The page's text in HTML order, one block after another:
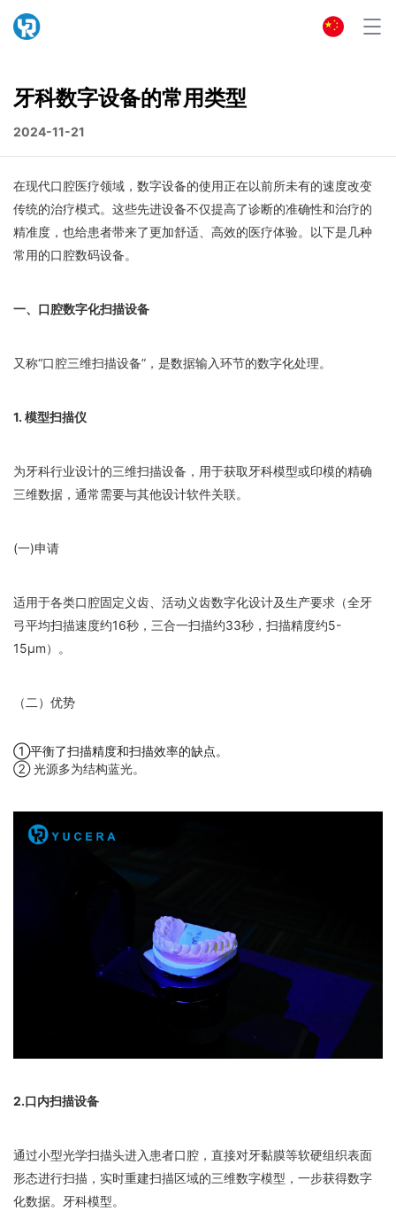
牙科数字设备的常用类型
2024-11-21
在现代口腔医疗领域，数字设备的使用正在以前所未有的速度改变
传统的治疗模式。这些先进设备不仅提高了诊断的准确性和治疗的
精准度，也给患者带来了更加舒适、高效的医疗体验。以下是几种
常用的口腔数码设备。
一、口腔数字化扫描设备
又称“口腔三维扫描设备”，是数据输入环节的数字化处理。
1. 模型扫描仪
为牙科行业设计的三维扫描设备，用于获取牙科模型或印模的精确
三维数据，通常需要与其他设计软件关联。
(一)申请
适用于各类口腔固定义齿、活动义齿数字化设计及生产要求（全牙
弓平均扫描速度约16秒，三合一扫描约33秒，扫描精度约5-
15μm）。
（二）优势
①平衡了扫描精度和扫描效率的缺点。
② 光源多为结构蓝光。
2.口内扫描设备
通过小型光学扫描头进入患者口腔，直接对牙黏膜等软硬组织表面
形态进行扫描，实时重建扫描区域的三维数字模型，一步获得数字
化数据。牙科模型。